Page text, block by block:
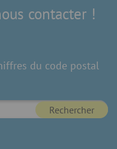
contacter !
du code postal
Rechercher